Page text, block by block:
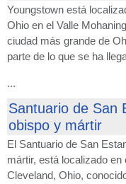
Youngstown está
Ohio en el Valle
ciudad más grande de
parte de lo que se ha
...
Santuario de San
obispo y mártir
El Santuario de San
mártir, está localizado en
Cleveland, Ohio,